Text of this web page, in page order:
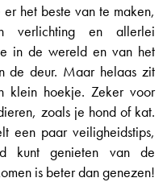
het beste van te maken,
verlichting en allerlei
in de wereld en van het
de deur. Maar helaas zit
klein hoekje. Zeker voor
zoals je hond of kat.
een paar veiligheidstips,
kunt genieten van de
is beter dan genezen!